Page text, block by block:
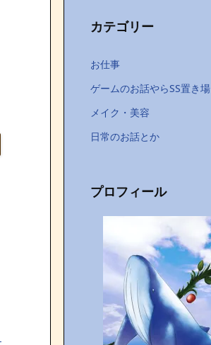
カテゴリー
お仕事
ゲームのお話やらSS置き場
メイク・美容
日常のお話とか
プロフィール